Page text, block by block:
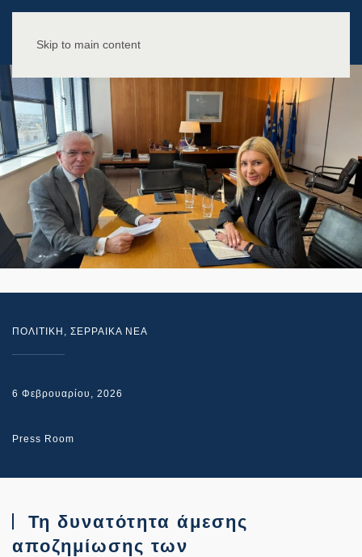
Skip to main content
ΠΟΛΙΤΙΚΗ , ΣΕΡΡΑΙΚΑ ΝΕΑ
6 Φεβρουαρίου, 2026
Press Room
Τη δυνατότητα άμεσης
αποζημίωσης των